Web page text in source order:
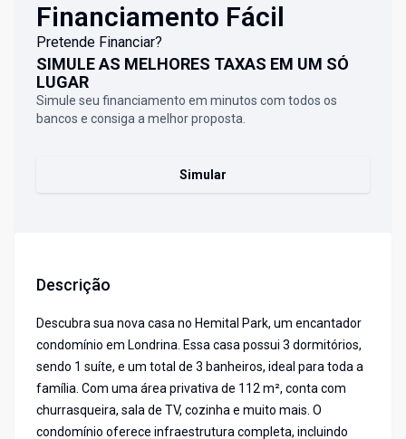
Financiamento Fácil
Pretende Financiar?
SIMULE AS MELHORES TAXAS EM UM SÓ
LUGAR
Simule seu financiamento em minutos com todos os
bancos e consiga a melhor proposta.
Simular
Descrição
Descubra sua nova casa no Hemital Park, um encantador
condomínio em Londrina. Essa casa possui 3 dormitórios,
sendo 1 suíte, e um total de 3 banheiros, ideal para toda a
família. Com uma área privativa de 112 m², conta com
churrasqueira, sala de TV, cozinha e muito mais. O
condomínio oferece infraestrutura completa, incluindo